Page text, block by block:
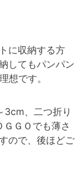
に収納する方
してもパンパン
想です。
3cm、二つ折り
ＧＯでも薄さ
ので、後ほどご